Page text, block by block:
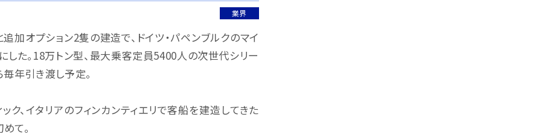
業界
加オプション2隻の建造で、ドイツ・パペンブルクのマイ
した。18万トン型、最大乗客定員5400人の次世代シリー
年引き渡し予定。
ク、イタリアのフィンカンティエリで客船を建造してきた
て。